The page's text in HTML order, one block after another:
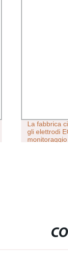
La fabbrica
gli elettrodi